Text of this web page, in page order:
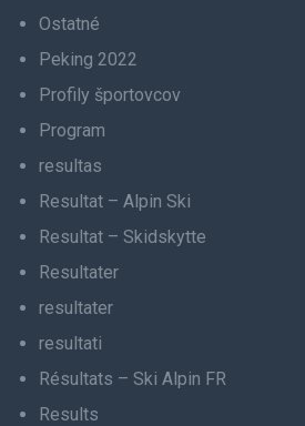
Ostatné
Peking 2022
Profily športovcov
Program
resultas
Resultat – Alpin Ski
Resultat – Skidskytte
Resultater
resultater
resultati
Résultats – Ski Alpin FR
Results